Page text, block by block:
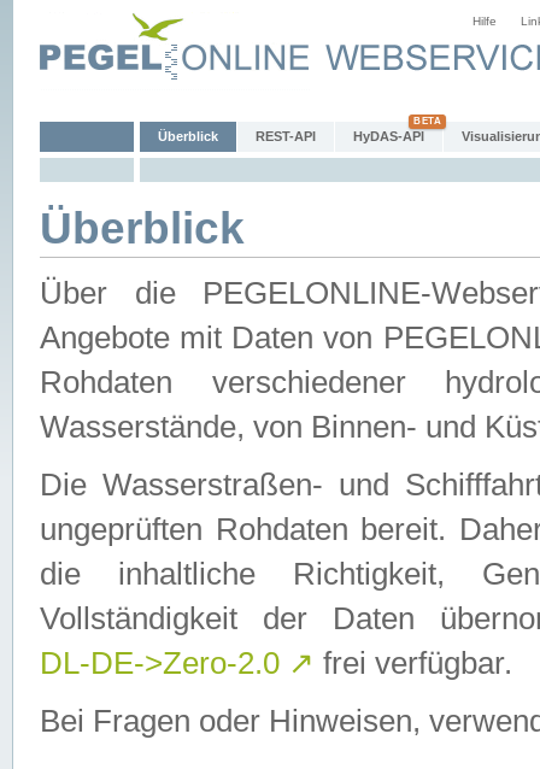
Hilfe
Überblick REST-API HyDAS-API
Überblick
Über die PEGELONLINE-
Angebote mit Daten von
Rohdaten verschiedener
Wasserstände, von Binnen- und
Die Wasserstraßen- und
ungeprüften Rohdaten bereit.
die inhaltliche Richtigkeit,
Vollständigkeit der Daten
DL-DE->Zero-2.0 ↗ frei verfügbar.
Bei Fragen oder Hinweisen,